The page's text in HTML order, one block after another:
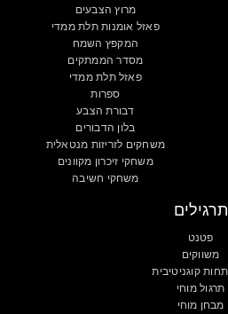
מרוץ הצבעים
פאזל אומנות תלת ממדי
המקפץ השמח
מסדר הממתקים
פאזל תלת ממדי
ספרות
דבורת הצבע
בלון הדבורים
משחקים לזריזות מנטאלית
משחקי זיכרון מקוונים
משחקי חשיבה
תרגילים
פטנט
משווקים
קוגניטיבית
תרגול מוחי
מבחן מוחי